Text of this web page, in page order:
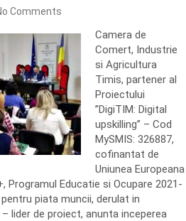
Comments
Camera de
Comert, Industrie
si Agricultura
Timis, partener al
Proiectului
”DigiTIM: Digital
upskilling” – Cod
MySMIS: 326887,
cofinantat de
Uniunea Europeana
Programul Educatie si Ocupare 2021-
piata muncii, derulat in
lider de proiect, anunta inceperea